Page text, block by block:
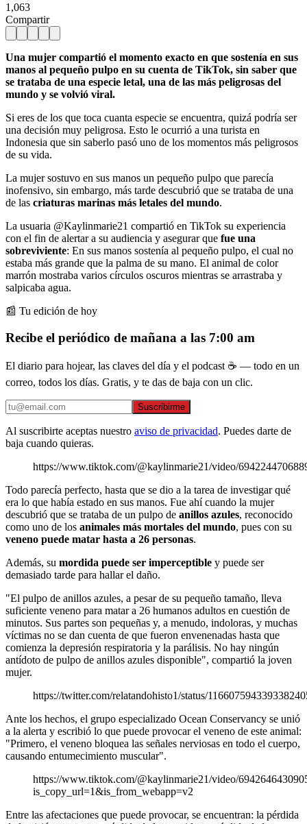
1,063
Compartir
Una mujer compartió el momento exacto en que sostenía en sus
manos al pequeño pulpo en su cuenta de TikTok, sin saber que
se trataba de una especie letal, una de las más peligrosas del
mundo y se volvió viral.
Si eres de los que toca cuanta especie se encuentra, quizá podría ser
una decisión muy peligrosa. Esto le ocurrió a una turista en
Indonesia que sin saberlo pasó uno de los momentos más peligrosos
de su vida.
La mujer sostuvo en sus manos un pequeño pulpo que parecía
inofensivo, sin embargo, más tarde descubrió que se trataba de una
de las criaturas marinas más letales del mundo.
La usuaria @Kaylinmarie21 compartió en TikTok su experiencia
con el fin de alertar a su audiencia y asegurar que fue una
sobreviviente: En sus manos sostenía al pequeño pulpo, el cual no
estaba más grande que la palma de su mano. El animal de color
marrón mostraba varios círculos oscuros mientras se arrastraba y
salpicaba agua.
📰 Tu edición de hoy
Recibe el periódico de mañana a las 7:00 am
El diario para hojear, las claves del día y el podcast ☕ — todo en un
correo, todos los días. Gratis, y te das de baja con un clic.
Suscribirme
Al suscribirte aceptas nuestro aviso de privacidad. Puedes darte de
baja cuando quieras.
https://www.tiktok.com/@kaylinmarie21/video/
Todo parecía perfecto, hasta que se dio a la tarea de investigar qué
era lo que había estado en sus manos. Fue ahí cuando la mujer
descubrió que se trataba de un pulpo de anillos azules, reconocido
como uno de los animales más mortales del mundo, pues con su
veneno puede matar hasta a 26 personas.
Además, su mordida puede ser imperceptible y puede ser
demasiado tarde para hallar el daño.
"El pulpo de anillos azules, a pesar de su pequeño tamaño, lleva
suficiente veneno para matar a 26 humanos adultos en cuestión de
minutos. Sus partes son pequeñas y, a menudo, indoloras, y muchas
víctimas no se dan cuenta de que fueron envenenadas hasta que
comienza la depresión respiratoria y la parálisis. No hay ningún
antídoto de pulpo de anillos azules disponible", compartió la joven
mujer.
https://twitter.com/relatandohisto1/status/
Ante los hechos, el grupo especializado Ocean Conservancy se unió
a la alerta y escribió lo que puede provocar el veneno de este animal:
"Primero, el veneno bloquea las señales nerviosas en todo el cuerpo,
causando entumecimiento muscular".
https://www.tiktok.com/@kaylinmarie21/video/
is_copy_url=1&is_from_webapp=v2
Entre las afectaciones que puede provocar, se encuentran: la pérdida